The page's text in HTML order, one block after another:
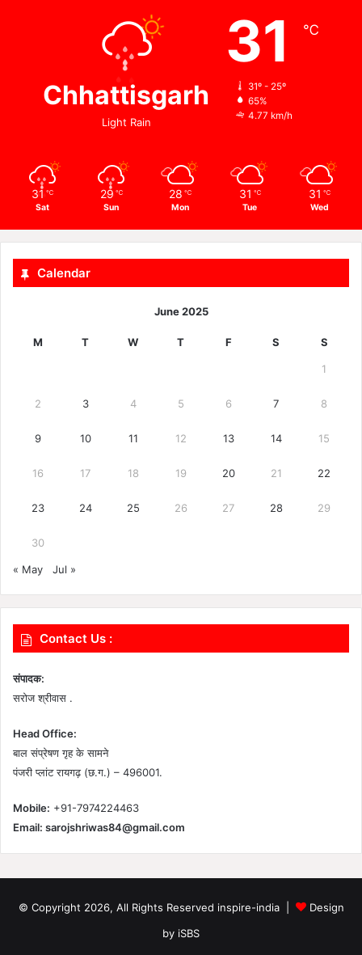
Chhattisgarh
Light Rain
31 ℃
31º - 25º
65%
4.77 km/h
31 ℃
Sat
29 ℃
Sun
28 ℃
Mon
31 ℃
Tue
31 ℃
Wed
Calendar
June 2025
M T W T F S S
1
2 3 4 5 6 7 8
9 10 11 12 13 14 15
16 17 18 19 20 21 22
23 24 25 26 27 28 29
30
« May Jul »
Contact Us :
संपादक:
सरोज श्रीवास .
Head Office:
बाल संप्रेषण गृह के सामने
पंजरी प्लांट रायगढ़ (छ.ग.) – 496001.
Mobile: +91-7974224463
Email: sarojshriwas84@gmail.com
© Copyright 2026, All Rights Reserved inspire-india |
Design
by iSBS